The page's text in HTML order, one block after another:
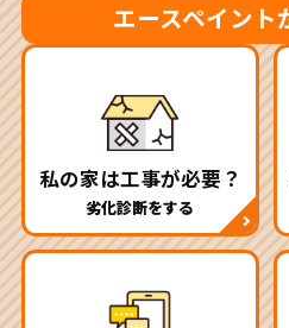
エースペイント
私の家は工事が必要？
劣化診断をする